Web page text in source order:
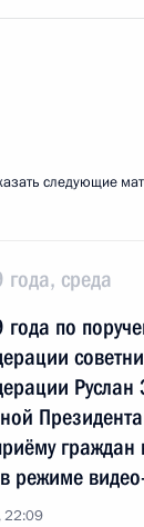
следующие
среда
по
Руслан
режиме
22:09